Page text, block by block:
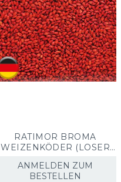
RATIMOR BROMA
WEIZENKÖDER (LOSER
ANMELDEN ZUM
BESTELLEN